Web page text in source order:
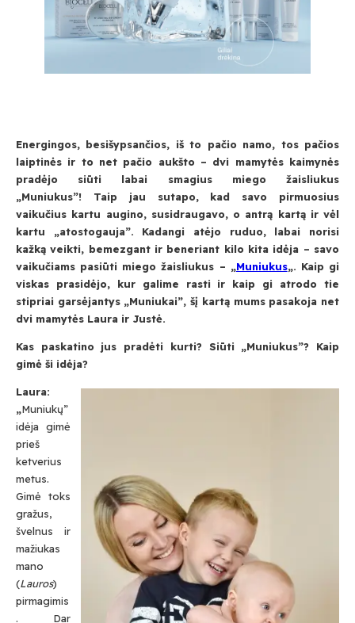
Energingos, besišypsančios, iš to pačio namo, tos pačios
laiptinės ir to net pačio aukšto – dvi mamytės kaimynės
pradėjo siūti labai smagius miego žaisliukus
„Muniukus”! Taip jau sutapo, kad savo pirmuosius
vaikučius kartu augino, susidraugavo, o antrą kartą ir vėl
kartu „atostogauja”. Kadangi atėjo ruduo, labai norisi
kažką veikti, bemezgant ir beneriant kilo kita idėja – savo
vaikučiams pasiūti miego žaisliukus – „Muniukus„. Kaip gi
viskas prasidėjo, kur galime rasti ir kaip gi atrodo tie
stipriai garsėjantys „Muniukai”, šį kartą mums pasakoja net
dvi mamytės Laura ir Justė.
Kas paskatino jus pradėti kurti? Siūti „Muniukus”? Kaip
gimė ši idėja?
Laura:
„Muniukų”
idėja gimė
prieš
ketverius
metus.
Gimė toks
gražus,
švelnus ir
mažiukas
mano
(Lauros)
pirmagimis
. Dar